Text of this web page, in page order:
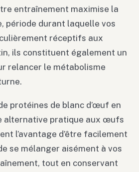
entraînement maximise la
période durant laquelle vos
réceptifs aux
ils constituent également un
relancer le métabolisme
protéines de blanc d’œuf en
alternative pratique aux œufs
l’avantage d’être facilement
se mélanger aisément à vos
tout en conservant